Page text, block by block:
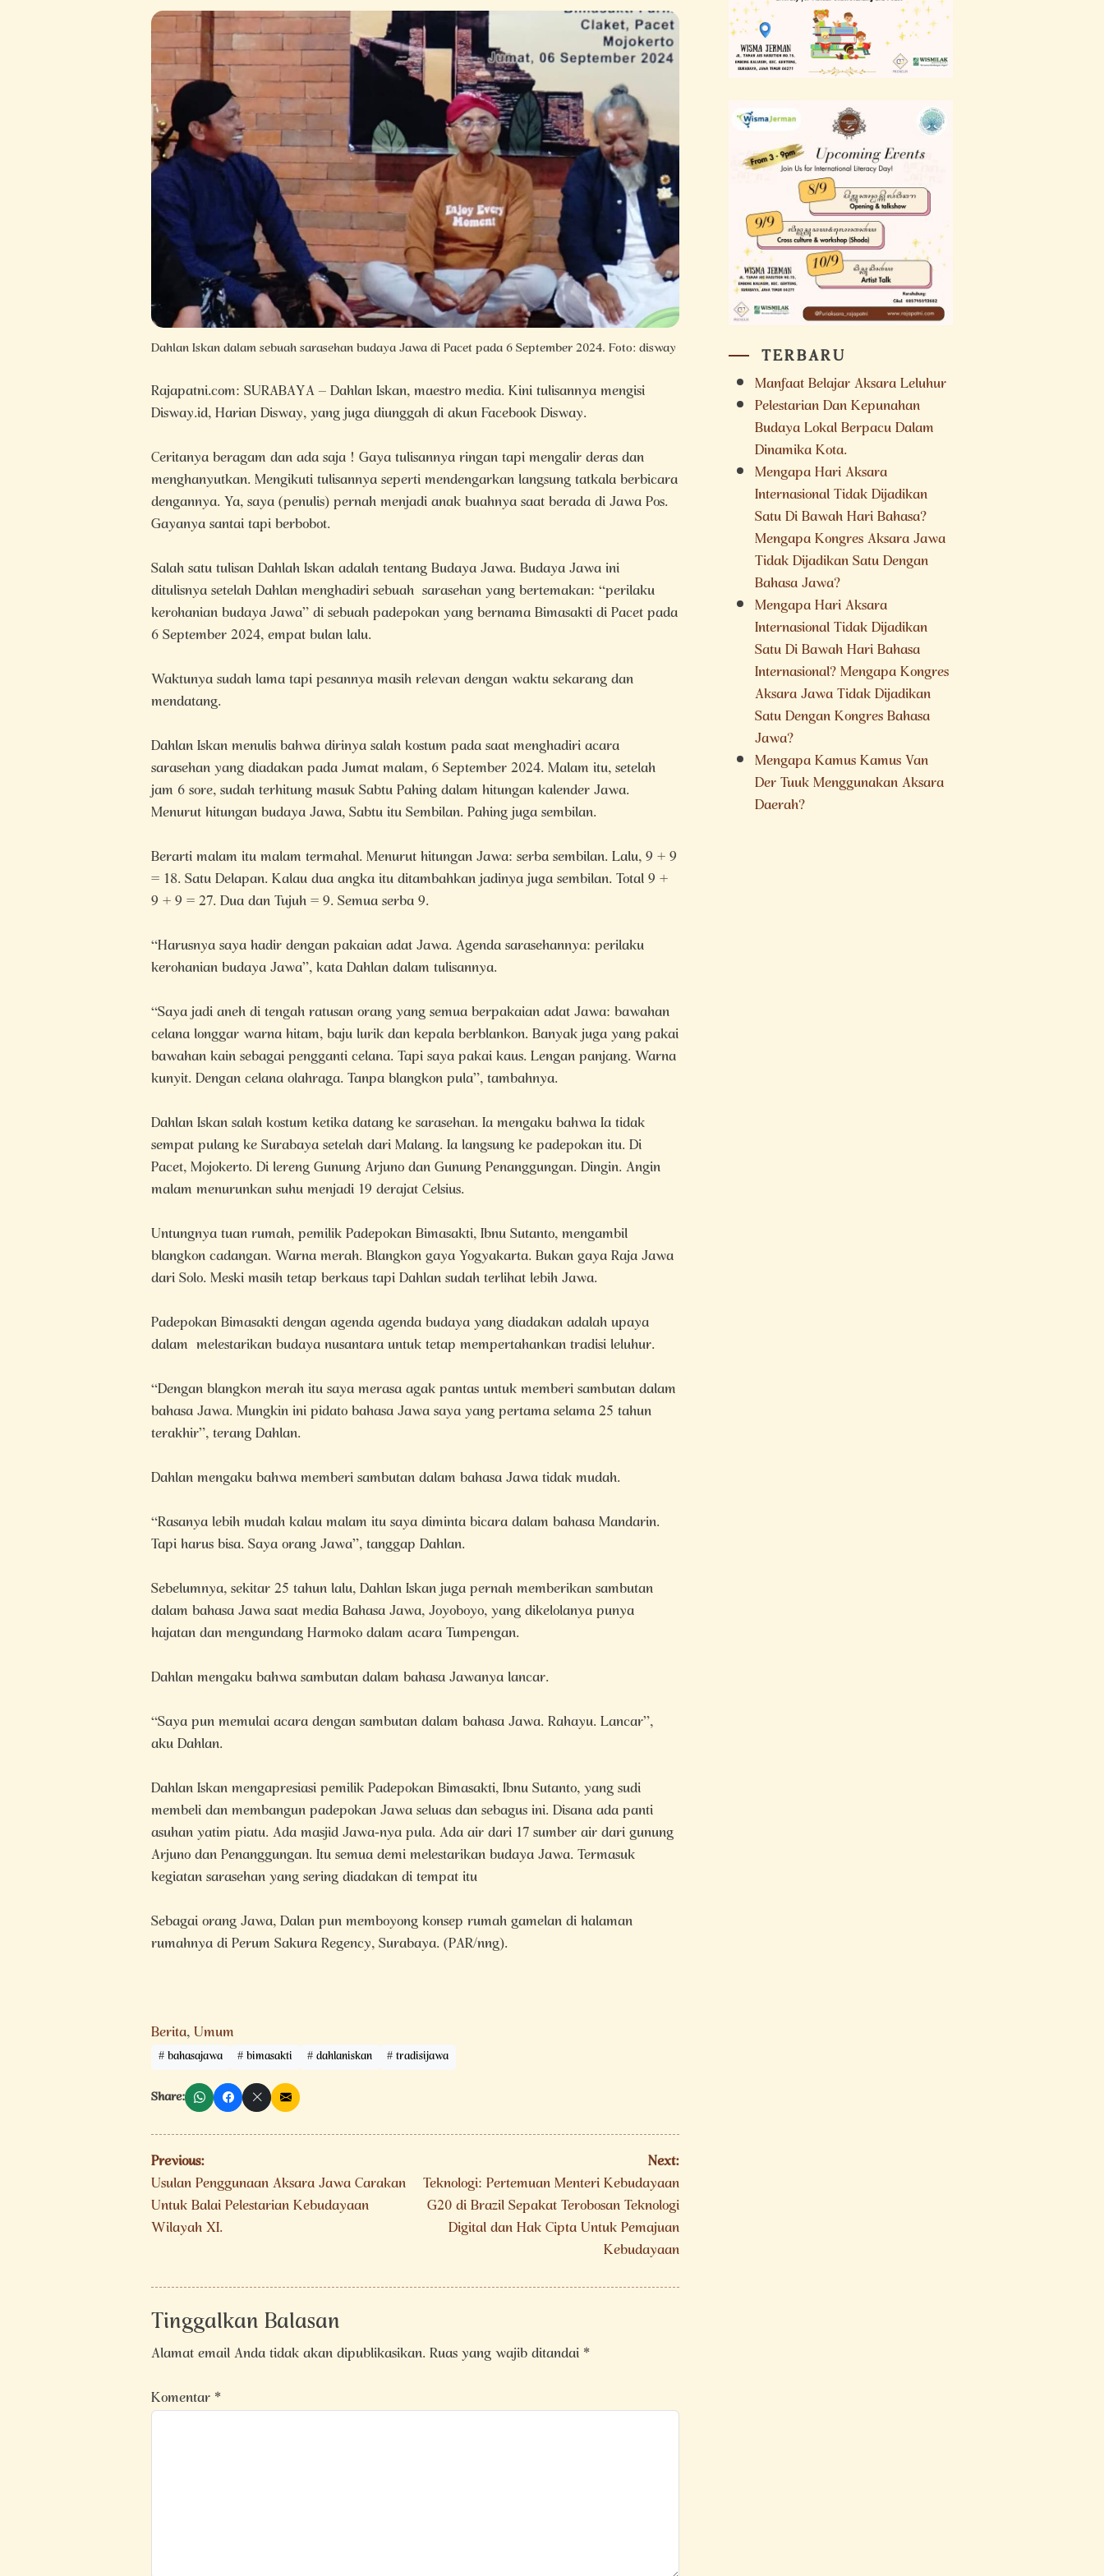
Dahlan Iskan dalam sebuah sarasehan budaya Jawa di Pacet pada 6 September 2024. Foto: disway
Rajapatni.com: SURABAYA – Dahlan Iskan, maestro media. Kini tulisannya mengisi
Disway.id, Harian Disway, yang juga diunggah di akun Facebook Disway.
Ceritanya beragam dan ada saja ! Gaya tulisannya ringan tapi mengalir deras dan
menghanyutkan. Mengikuti tulisannya seperti mendengarkan langsung tatkala berbicara
dengannya. Ya, saya (penulis) pernah menjadi anak buahnya saat berada di Jawa Pos.
Gayanya santai tapi berbobot.
Salah satu tulisan Dahlah Iskan adalah tentang Budaya Jawa. Budaya Jawa ini
ditulisnya setelah Dahlan menghadiri sebuah sarasehan yang bertemakan: “perilaku
kerohanian budaya Jawa” di sebuah padepokan yang bernama Bimasakti di Pacet pada
6 September 2024, empat bulan lalu.
Waktunya sudah lama tapi pesannya masih relevan dengan waktu sekarang dan
mendatang.
Dahlan Iskan menulis bahwa dirinyasalah kostum pada saat menghadiri acara
sarasehan yang diadakan pada Jumat malam, 6 September 2024. Malam itu, setelah
jam 6 sore, sudah terhitung masuk Sabtu Pahing dalam hitungan kalender Jawa.
Menurut hitungan budaya Jawa, Sabtu itu Sembilan. Pahing juga sembilan.
Berarti malam itu malam termahal. Menurut hitungan Jawa: serba sembilan. Lalu, 9 + 9
= 18. Satu Delapan. Kalau dua angka itu ditambahkan jadinya juga sembilan. Total 9 +
9 + 9 = 27. Dua dan Tujuh = 9. Semua serba 9.
“Harusnya saya hadir dengan pakaian adat Jawa. Agenda sarasehannya: perilaku
kerohanian budaya Jawa”, kata Dahlan dalam tulisannya.
“Saya jadi aneh di tengah ratusan orang yang semua berpakaian adat Jawa: bawahan
celana longgar warna hitam, baju lurik dan kepala berblankon. Banyak juga yang pakai
bawahan kain sebagai pengganti celana. Tapi saya pakai kaus. Lengan panjang. Warna
kunyit. Dengan celana olahraga. Tanpa blangkon pula”, tambahnya.
Dahlan Iskan salah kostum ketika datang ke sarasehan. Ia mengaku bahwa Ia tidak
sempat pulang ke Surabaya setelah dari Malang. Ia langsung ke padepokan itu. Di
Pacet, Mojokerto. Di lereng Gunung Arjuno dan Gunung Penanggungan. Dingin. Angin
malam menurunkan suhu menjadi 19 derajat Celsius.
Untungnya tuan rumah, pemilik Padepokan Bimasakti, Ibnu Sutanto, mengambil
blangkon cadangan. Warna merah. Blangkon gaya Yogyakarta. Bukan gaya Raja Jawa
dari Solo. Meski masih tetap berkaus tapi Dahlan sudah terlihat lebih Jawa.
Padepokan Bimasakti dengan agenda agenda budaya yang diadakan adalah upaya
dalam melestarikan budaya nusantara untuk tetap mempertahankan tradisi leluhur.
“Dengan blangkon merah itu saya merasa agak pantas untuk memberi sambutan dalam
bahasa Jawa. Mungkin ini pidato bahasa Jawa saya yang pertama selama 25 tahun
terakhir”, terang Dahlan.
Dahlan mengaku bahwa memberi sambutan dalam bahasa Jawa tidak mudah.
“Rasanya lebih mudah kalau malam itu saya diminta bicara dalam bahasa Mandarin.
Tapi harus bisa. Saya orang Jawa”, tanggap Dahlan.
Sebelumnya, sekitar 25 tahun lalu, Dahlan Iskan juga pernah memberikan sambutan
dalam bahasa Jawa saat media Bahasa Jawa, Joyoboyo, yang dikelolanya punya
hajatan dan mengundang Harmoko dalam acara Tumpengan.
Dahlan mengaku bahwa sambutan dalam bahasa Jawanya lancar.
“Saya pun memulai acara dengan sambutan dalam bahasa Jawa. Rahayu. Lancar”,
aku Dahlan.
Dahlan Iskan mengapresiasi pemilik Padepokan Bimasakti, Ibnu Sutanto, yang sudi
membeli dan membangun padepokan Jawa seluas dan sebagus ini. Disana ada panti
asuhan yatim piatu. Ada masjid Jawa-nya pula. Ada air dari 17 sumber air dari gunung
Arjuno dan Penanggungan. Itu semua demi melestarikan budaya Jawa. Termasuk
kegiatan sarasehan yang sering diadakan di tempat itu
Sebagai orang Jawa, Dalan pun memboyong konsep rumah gamelan di halaman
rumahnya di Perum Sakura Regency, Surabaya. (PAR/nng).
Berita,Umum
bahasajawa bimasakti dahlaniskan tradisijawa
Share:
Navigasi
pos
Previous:
Usulan Penggunaan Aksara Jawa Carakan
Untuk Balai Pelestarian Kebudayaan
Wilayah XI.
Next:
Teknologi: Pertemuan Menteri Kebudayaan
G20 di Brazil Sepakat Terobosan Teknologi
Digital dan Hak Cipta Untuk Pemajuan
Kebudayaan
Tinggalkan Balasan
Alamat email Anda tidak akan dipublikasikan.Ruas yang wajib ditandai*
Komentar*
TERBARU
Manfaat Belajar Aksara Leluhur
Pelestarian Dan Kepunahan
Budaya Lokal Berpacu Dalam
Dinamika Kota.
Mengapa Hari Aksara
Internasional Tidak Dijadikan
Satu Di Bawah Hari Bahasa?
Mengapa Kongres Aksara Jawa
Tidak Dijadikan Satu Dengan
Bahasa Jawa?
Mengapa Hari Aksara
Internasional Tidak Dijadikan
Satu Di Bawah Hari Bahasa
Internasional? Mengapa Kongres
Aksara Jawa Tidak Dijadikan
Satu Dengan Kongres Bahasa
Jawa?
Mengapa Kamus Kamus Van
Der Tuuk Menggunakan Aksara
Daerah?